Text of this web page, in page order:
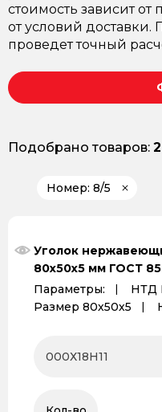
стоимость зависит от
от условий
проведет точный
Подобрано товаров: 2
Номер: 8/5
Уголок
80х50х5 мм ГОСТ
Параметры:
НТД
Размер 80х50х5